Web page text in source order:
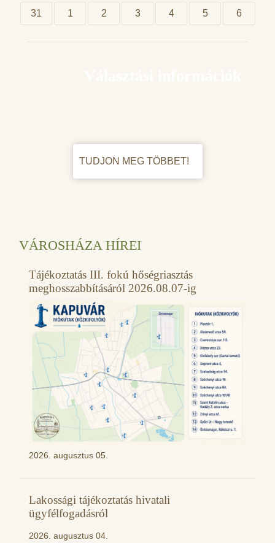
31 1 2 3 4 5 6
TUDJON MEG TÖBBET!
VÁROSHÁZA HÍREI
Tájékoztatás III. fokú hőségriasztás
meghosszabbításáról 2026.08.07-ig
2026. augusztus 05.
Lakossági tájékoztatás hivatali
ügyfélfogadásról
2026. augusztus 04.